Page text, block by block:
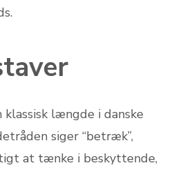
klassisk længde i danske
siger “betræk”,
at tænke i beskyttende,